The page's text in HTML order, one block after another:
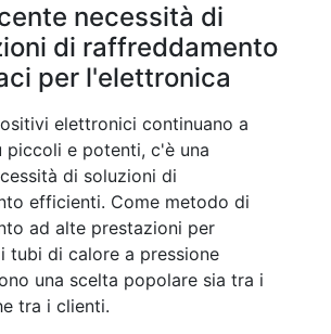
necessità di
di raffreddamento
per l'elettronica
elettronici continuano a
piccoli e potenti, c'è una
di soluzioni di
efficienti. Come metodo di
ad alte prestazioni per
tubi di calore a pressione
una scelta popolare sia tra i
tra i clienti.